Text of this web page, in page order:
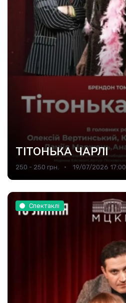
ТІТОНЬКА ЧАРЛІ
250 - 250 грн. 19/07/2026 17:00
Спектаклі